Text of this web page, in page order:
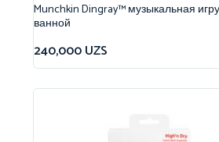
Munchkin Dingray™ музыкальная
ванной
240,000UZS